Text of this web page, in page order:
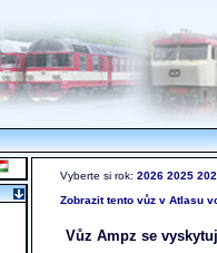
Vyberte si rok: 2026 2025
Zobrazit tento vůz v Atlasu
Vůz Ampz se